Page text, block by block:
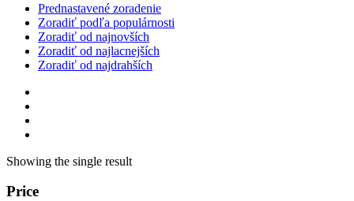
Prednastavené zoradenie
Zoradiť podľa populárnosti
Zoradiť od najnovších
Zoradiť od najlacnejších
Zoradiť od najdrahších
Showing the single result
Price